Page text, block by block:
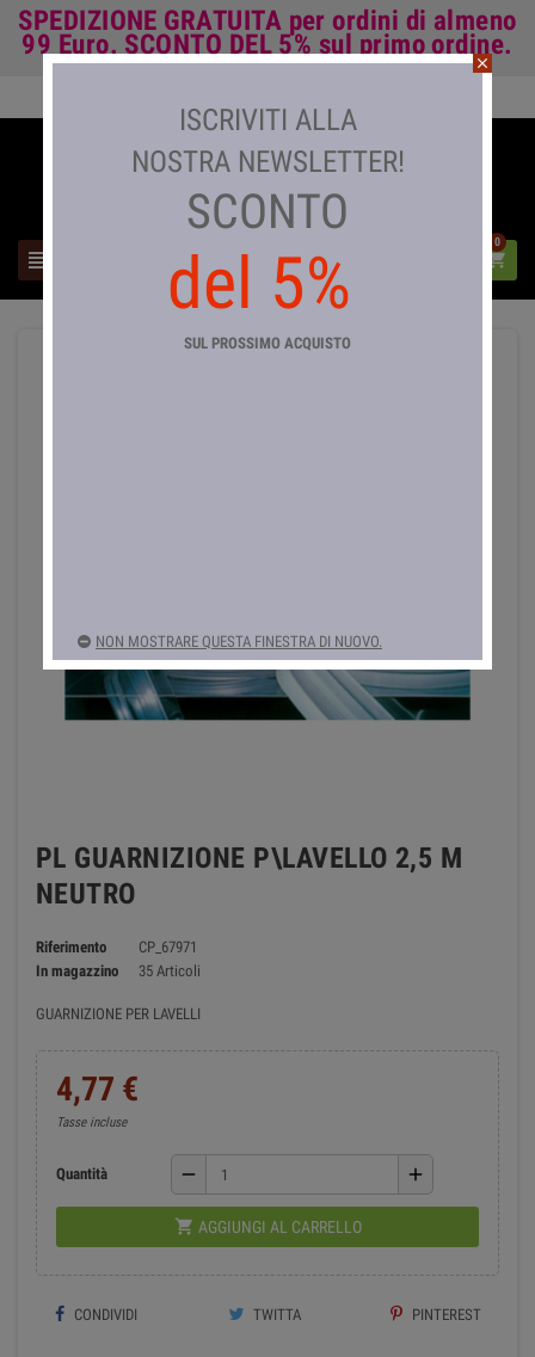
SPEDIZIONE GRATUITA per ordini di almeno
99 Euro. SCONTO DEL 5% sul primo ordine.
 
0
PL GUARNIZIONE P\LAVELLO 2,5 M
NEUTRO
Riferimento
CP_67971
In magazzino
35 Articoli
GUARNIZIONE PER LAVELLI
4,77 €
Tasse incluse
Quantità remove add
 AGGIUNGI AL CARRELLO
CONDIVIDI TWITTA PINTEREST
close
ISCRIVITI ALLA
NOSTRA NEWSLETTER!
SCONTO
del 5%
SUL PROSSIMO ACQUISTO
NON MOSTRARE QUESTA FINESTRA DI NUOVO.